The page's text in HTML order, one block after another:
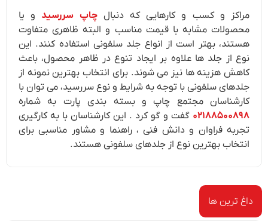
مراکز و کسب و کارهایی که دنبالچاپ سررسید و یا
محصولات مشابه با قیمت مناسب و البته ظاهری متفاوت
هستند، بهتر است از انواع جلد سلفونی استفاده کنند. این
نوع از جلد ها علاوه بر ایجاد تنوع در ظاهر محصول، باعث
کاهش هزینه ها نیز می شوند. برای انتخاب بهترین نمونه از
جلدهای سلفونی با توجه به شرایط و نوع سررسید، می توان با
کارشناسان مجتمع چاپ و بسته بندی پارت به شماره
۰۲۱۸۸۵۰۰۸۹۸ گفت و گو کرد . این کارشناسان با به کارگیری
تجربه فراوان و دانش فنی ، راهنما و مشاور مناسبی برای
انتخاب بهترین نوع از جلدهای سلفونی هستند.
داغ ترین ها